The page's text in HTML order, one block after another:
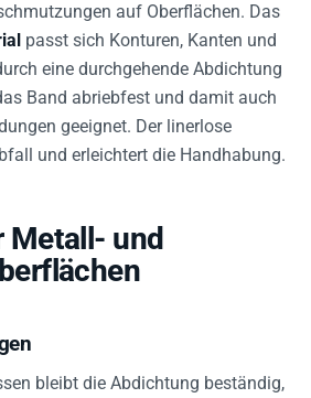
auf Oberflächen. Das
passt sich Konturen, Kanten und
eine durchgehende Abdichtung
Band abriebfest und damit auch
geeignet. Der linerlose
und erleichtert die Handhabung.
Metall- und
bleibt die Abdichtung beständig,